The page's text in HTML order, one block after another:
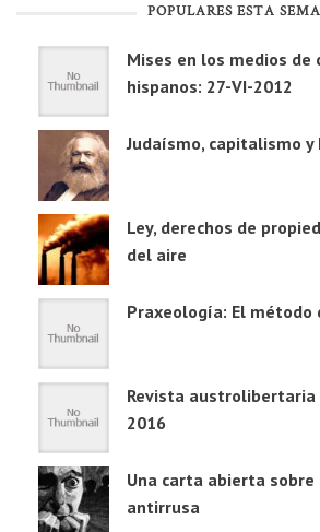
POPULARES ESTA
Mises en los medios de
hispanos: 27-VI-2012
Judaísmo, capitalismo y
Ley, derechos de
del aire
Praxeología: El método
Revista austrolibertaria
2016
Una carta abierta sobre
antirrusa